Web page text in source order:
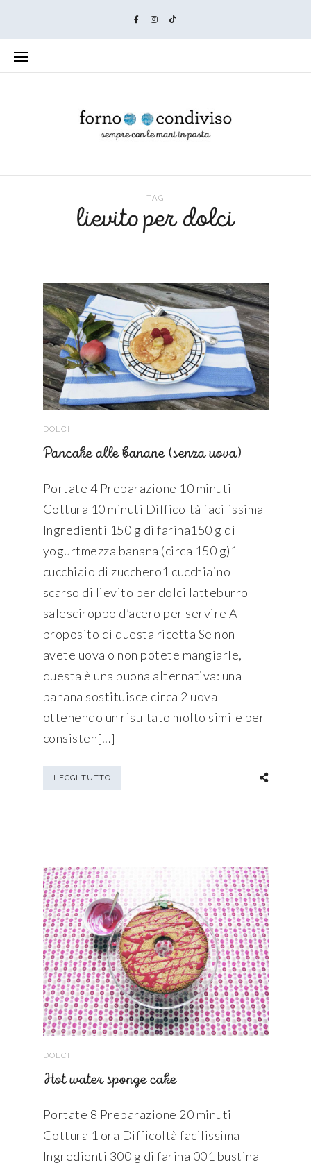
TAG
lievito per dolci
DOLCI
Pancake alle banane (senza uova)
Portate 4 Preparazione 10 minuti
Cottura 10 minuti Difficoltà facilissima
Ingredienti 150 g di farina150 g di
yogurtmezza banana (circa 150 g)1
cucchiaio di zucchero1 cucchiaino
scarso di lievito per dolci latteburro
salesciroppo d’acero per servire A
proposito di questa ricetta Se non
avete uova o non potete mangiarle,
questa è una buona alternativa: una
banana sostituisce circa 2 uova
ottenendo un risultato molto simile per
consisten[...]
LEGGI TUTTO
DOLCI
Hot water sponge cake
Portate 8 Preparazione 20 minuti
Cottura 1 ora Difficoltà facilissima
Ingredienti 300 g di farina 001 bustina